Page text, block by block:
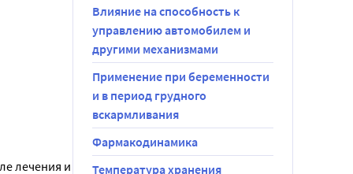
1.
лечения и
Влияние на способность к
управлению автомобилем и
другими механизмами
Применение при беременности
и в период грудного
вскармливания
Фармакодинамика
Температура хранения